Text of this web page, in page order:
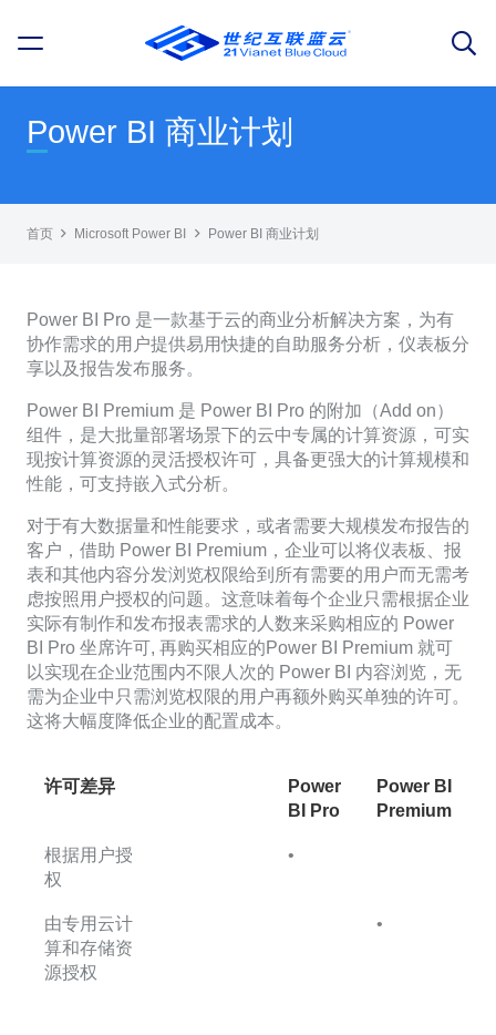
Power BI 商业计划
首页 Microsoft Power BI Power BI 商业计划
Power BI Pro 是一款基于云的商业分析解决方案，为有
协作需求的用户提供易用快捷的自助服务分析，仪表板分
享以及报告发布服务。
Power BI Premium 是 Power BI Pro 的附加（Add on）
组件，是大批量部署场景下的云中专属的计算资源，可实
现按计算资源的灵活授权许可，具备更强大的计算规模和
性能，可支持嵌入式分析。
对于有大数据量和性能要求，或者需要大规模发布报告的
客户，借助 Power BI Premium，企业可以将仪表板、报
表和其他内容分发浏览权限给到所有需要的用户而无需考
虑按照用户授权的问题。这意味着每个企业只需根据企业
实际有制作和发布报表需求的人数来采购相应的 Power
BI Pro 坐席许可, 再购买相应的Power BI Premium 就可
以实现在企业范围内不限人次的 Power BI 内容浏览，无
需为企业中只需浏览权限的用户再额外购买单独的许可。
这将大幅度降低企业的配置成本。
许可差异
Power
BI Pro
Power BI
Premium
根据用户授
权
•
由专用云计
算和存储资
源授权
•